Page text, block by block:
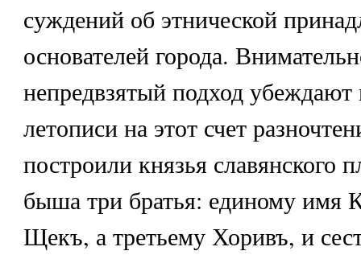
суждений об этнической
основателей города.
непредвзятый подход убеждают
летописи на этот счет
построили князья славянского
быша три братья: единому имя
Щекъ, а третьему Хоривъ, и